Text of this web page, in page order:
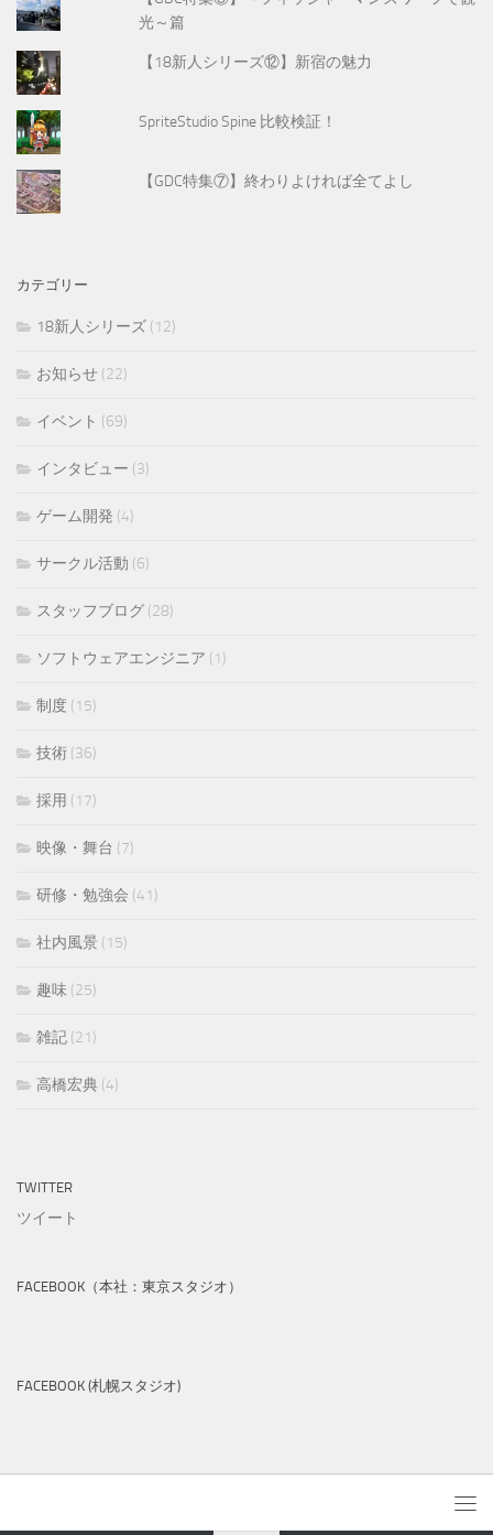
光～篇
【18新人シリーズ⑫】新宿の魅力
SpriteStudio Spine 比較検証！
【GDC特集⑦】終わりよければ全てよし
カテゴリー
18新人シリーズ (12)
お知らせ (22)
イベント (69)
インタビュー (3)
ゲーム開発 (4)
サークル活動 (6)
スタッフブログ (28)
ソフトウェアエンジニア (1)
制度 (15)
技術 (36)
採用 (17)
映像・舞台 (7)
研修・勉強会 (41)
社内風景 (15)
趣味 (25)
雑記 (21)
高橋宏典 (4)
TWITTER
ツイート
FACEBOOK（本社：東京スタジオ）
FACEBOOK (札幌スタジオ)